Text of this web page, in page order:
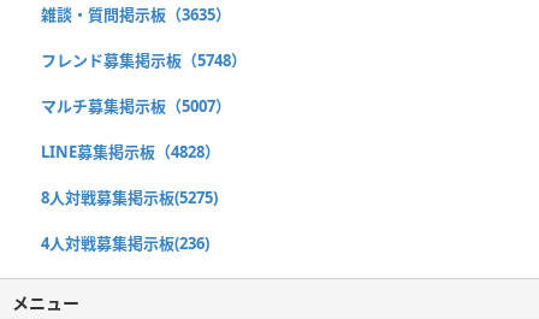
雑談・質問掲示板（3635）
フレンド募集掲示板（5748）
マルチ募集掲示板（5007）
LINE募集掲示板（4828）
8人対戦募集掲示板(5275)
4人対戦募集掲示板(236)
メニュー